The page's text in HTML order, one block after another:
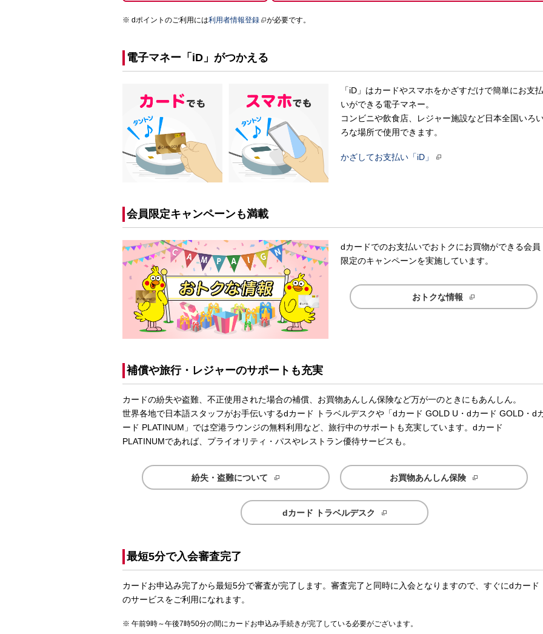
dポイントのご利用には利用者情報登録 が必要です。
電子マネー「iD」がつかえる
「iD」はカードやスマホをかざすだけで簡単にお支払
いができる電子マネー。
コンビニや飲食店、レジャー施設など日本全国いろ
ろな場所で使用できます。
かざしてお支払い「iD」
会員限定キャンペーンも満載
dカードでのお支払いでおトクにお買物ができる会員
限定のキャンペーンを実施しています。
おトクな情報
補償や旅行・レジャーのサポートも充実
カードの紛失や盗難、不正使用された場合の補償、お買物あんしん保険など万が一のときにもあんしん。
世界各地で日本語スタッフがお手伝いするdカード トラベルデスクや「dカード GOLD U・dカード GOLD・d
ード PLATINUM」では空港ラウンジの無料利用など、旅行中のサポートも充実しています。dカード
PLATINUMであれば、プライオリティ・パスやレストラン優待サービスも。
紛失・盗難について お買物あんしん保険
dカード トラベルデスク
最短5分で入会審査完了
カードお申込み完了から最短5分で審査が完了します。審査完了と同時に入会となりますので、すぐにdカード
のサービスをご利用になれます。
午前9時～午後7時50分の間にカードお申込み手続きが完了している必要がございます。